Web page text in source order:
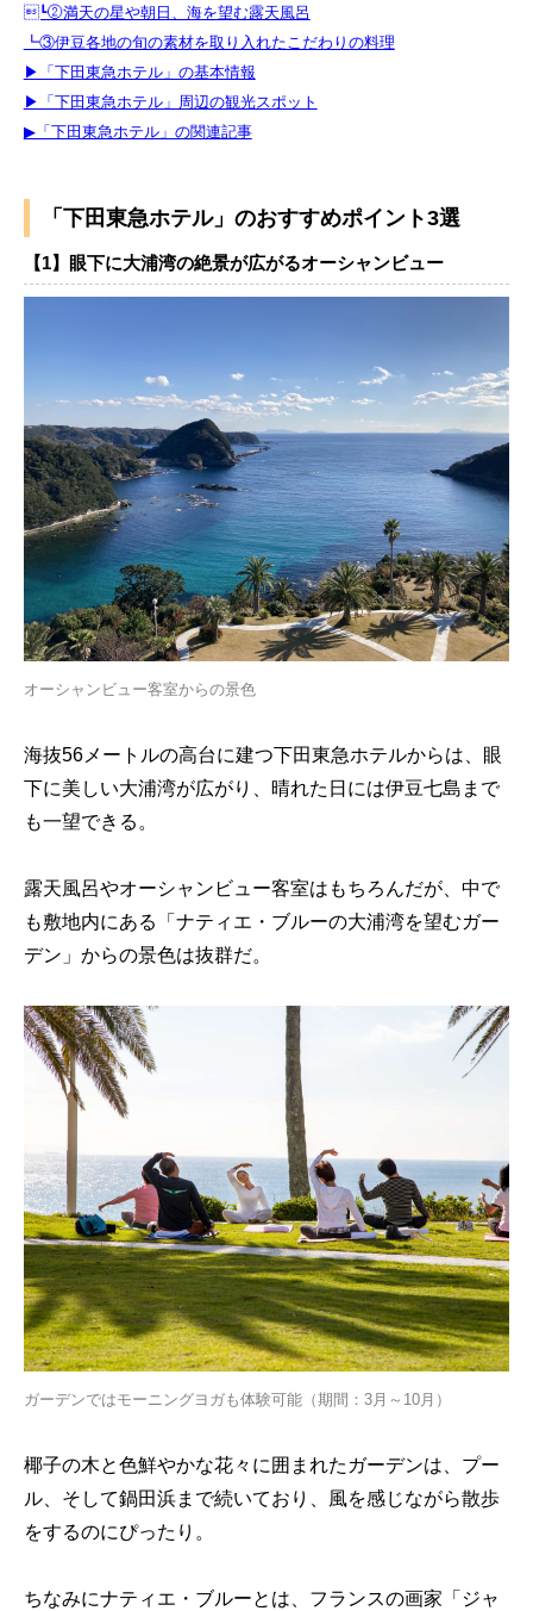
┗②満天の星や朝日、海を望む露天風呂
┗③伊豆各地の旬の素材を取り入れたこだわりの料理
▶︎「下田東急ホテル」の基本情報
▶︎「下田東急ホテル」周辺の観光スポット
▶︎「下田東急ホテル」の関連記事
「下田東急ホテル」のおすすめポイント3選
【1】眼下に大浦湾の絶景が広がるオーシャンビュー
オーシャンビュー客室からの景色
海抜56メートルの高台に建つ下田東急ホテルからは、眼
下に美しい大浦湾が広がり、晴れた日には伊豆七島まで
も一望できる。
露天風呂やオーシャンビュー客室はもちろんだが、中で
も敷地内にある「ナティエ・ブルーの大浦湾を望むガー
デン」からの景色は抜群だ。
ガーデンではモーニングヨガも体験可能（期間：3月～10月）
椰子の木と色鮮やかな花々に囲まれたガーデンは、プー
ル、そして鍋田浜まで続いており、風を感じながら散歩
をするのにぴったり。
ちなみにナティエ・ブルーとは、フランスの画家「ジャ